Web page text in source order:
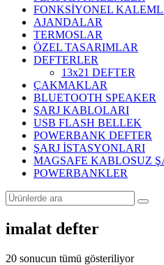
FONKSİYONEL
AJANDALAR
TERMOSLAR
ÖZEL TASARIMLAR
DEFTERLER
13x21 DEFTER
ÇAKMAKLAR
BLUETOOTH SPEAKER
ŞARJ KABLOLARI
USB FLASH BELLEK
POWERBANK DEFTER
ŞARJ İSTASYONLARI
MAGSAFE KABLOSUZ
POWERBANKLER
imalat defter
20 sonucun tümü gösteriliyor